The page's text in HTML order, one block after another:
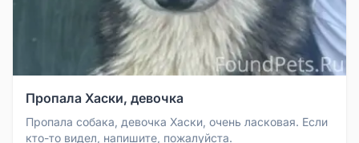
Пропала Хаски, девочка
Пропала собака, девочка Хаски, очень ласковая. Если
кто-то видел, напишите, пожалуйста.